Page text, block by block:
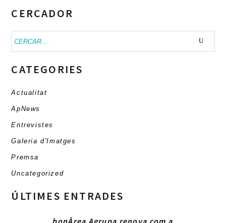
CERCADOR
Buscar:
CATEGORIES
Actualitat
ApNews
Entrevistes
Galeria d'Imatges
Premsa
Uncategorized
ÚLTIMES ENTRADES